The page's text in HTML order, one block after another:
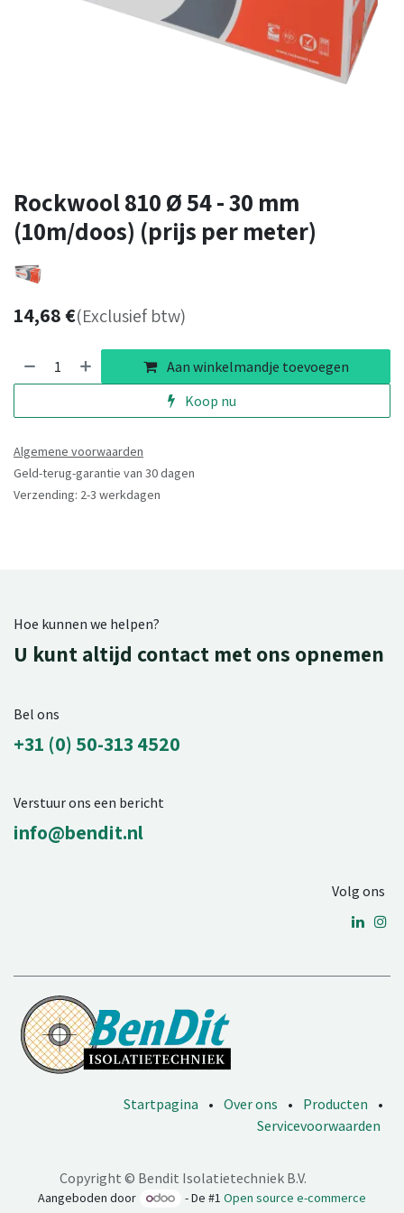
Rockwool 810 Ø 54 - 30 mm
(10m/doos) (prijs per meter)
14,68€(Exclusief btw)
Aan winkelmandje toevoegen
Koop nu
Algemene voorwaarden
Geld-terug-garantie van 30 dagen
Verzending: 2-3 werkdagen
Hoe kunnen we helpen?
U kunt altijd contact met ons opnemen
Bel ons
+31 (0) 50-313 4520
Verstuur ons een bericht
info@bendit.nl
Volg ons
Startpagina • Over ons • Producten
•
Servicevoorwaarden
Copyright © Bendit Isolatietechniek B.V.
Aangeboden door - De #1Open source e-commerce